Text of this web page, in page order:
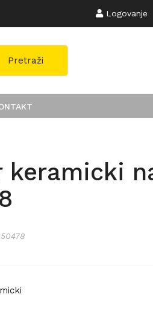
Logovanje
Pretraži
keramicki